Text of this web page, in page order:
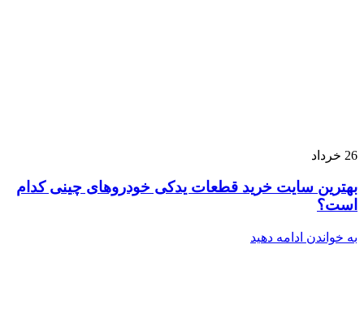
26 خرداد
بهترین سایت خرید قطعات یدکی خودروهای چینی کدام
است؟
به خواندن ادامه دهید